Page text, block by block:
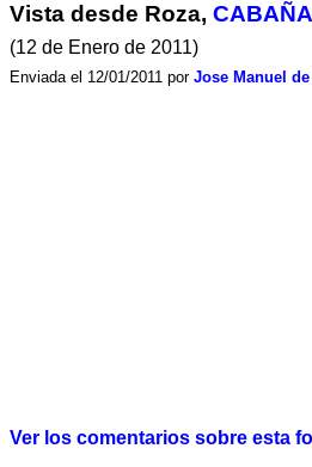
Vista desde Roza,
(12 de Enero de 2011)
Enviada el 12/01/2011 por Jose Manuel
Ver los comentarios sobre esta